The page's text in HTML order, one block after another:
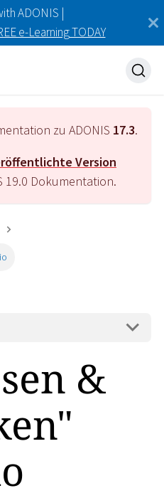
ADONIS |
e-Learning TODAY
zu ADONIS 17.3.
Version
19.0 Dokumentation.
&